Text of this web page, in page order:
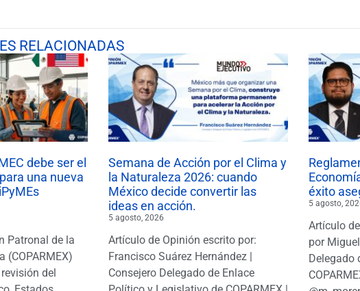
RELACIONADAS
debe ser el
una nueva
Patronal de la
(COPARMEX)
del
Semana de Acción por el Clima y
la Naturaleza 2026: cuando
México decide convertir las
ideas en acción.
5 agosto, 2026
Artículo de Opinión escrito por:
Francisco Suárez Hernández |
Consejero Delegado de Enlace
éxito
5 agosto,
Artículo
por
Delegado